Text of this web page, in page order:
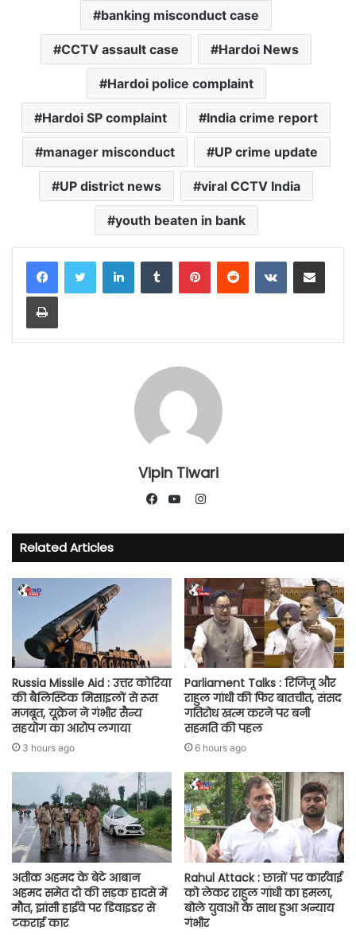
k
p
r
a
m
n
k
banking misconduct case
CCTV assault case Hardoi News
Hardoi police complaint
Hardoi SP complaint India crime report
manager misconduct UP crime update
UP district news viral CCTV India
youth beaten in bank
LinkedInTumblr PinterestReddit VKontakteShare via Email
Print
Vipin Tiwari
Instagram
Related Articles
Russia Missile Aid : उत्तर कोरिया
की बैलिस्टिक मिसाइलों से रूस
मजबूत, यूक्रेन ने गंभीर सैन्य
सहयोग का आरोप लगाया
3 hours ago
Parliament Talks : रिजिजू और
राहुल गांधी की फिर बातचीत, संसद
गतिरोध खत्म करने पर बनी
सहमति की पहल
6 hours ago
अतीक अहमद के बेटे आबान
अहमद समेत दो की सड़क हादसे में
मौत, झांसी हाईवे पर डिवाइडर से
टकराई कार
Rahul Attack : छात्रों पर कार्रवाई
को लेकर राहुल गांधी का हमला,
बोले युवाओं के साथ हुआ अन्याय
गंभीर